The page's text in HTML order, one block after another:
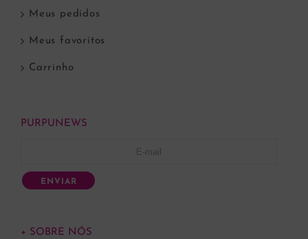
Meus pedidos
Meus favoritos
Carrinho
PURPUNEWS
ENVIAR
+ SOBRE NÓS